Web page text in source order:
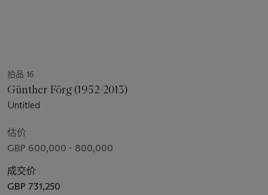
拍品 16
Günther Förg (1952-2013)
Untitled
估价
GBP 600,000 - 800,000
成交价
GBP 731,250